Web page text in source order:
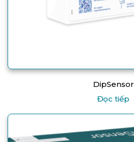
DipSensor
Đọc tiếp